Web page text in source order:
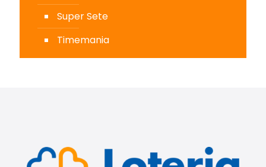
Super Sete
Timemania